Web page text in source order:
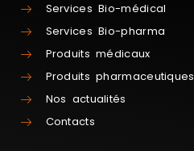
Services Bio-médical
Services Bio-pharma
Produits médicaux
Produits pharmaceutiques
Nos actualités
Contacts